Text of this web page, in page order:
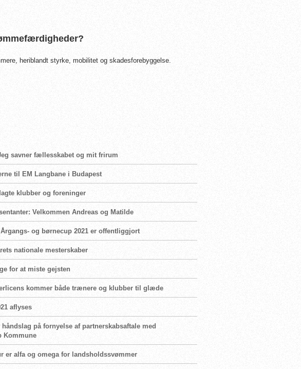
heriblandt styrke, mobilitet og skadesforebyggelse.
savner fællesskabet og mit frirum
til EM Langbane i Budapest
klubber og foreninger
Velkommen Andreas og Matilde
og børnecup 2021 er offentliggjort
nationale mesterskaber
for at miste gejsten
kommer både trænere og klubber til glæde
aflyses
på fornyelse af partnerskabsaftale med
Kommune
er alfa og omega for landsholdssvømmer